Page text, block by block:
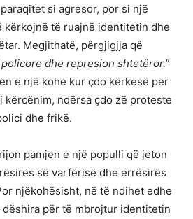
si agresor, por si një
kërkojnë të ruajnë identitetin dhe
Megjithatë, përgjigjja që
policore dhe represion shtetëror.”
e një kohe kur çdo kërkesë për
kërcënim, ndërsa çdo zë proteste
dhe frikë.
pamjen e një populli që jeton
së varfërisë dhe errësirës
njëkohësisht, në të ndihet edhe
për të mbrojtur identitetin